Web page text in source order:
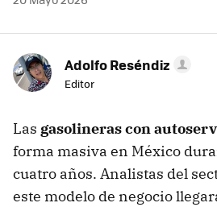
Adolfo Reséndiz
Editor
Las gasolineras con
forma masiva en México
cuatro años. Analistas del
este modelo de negocio